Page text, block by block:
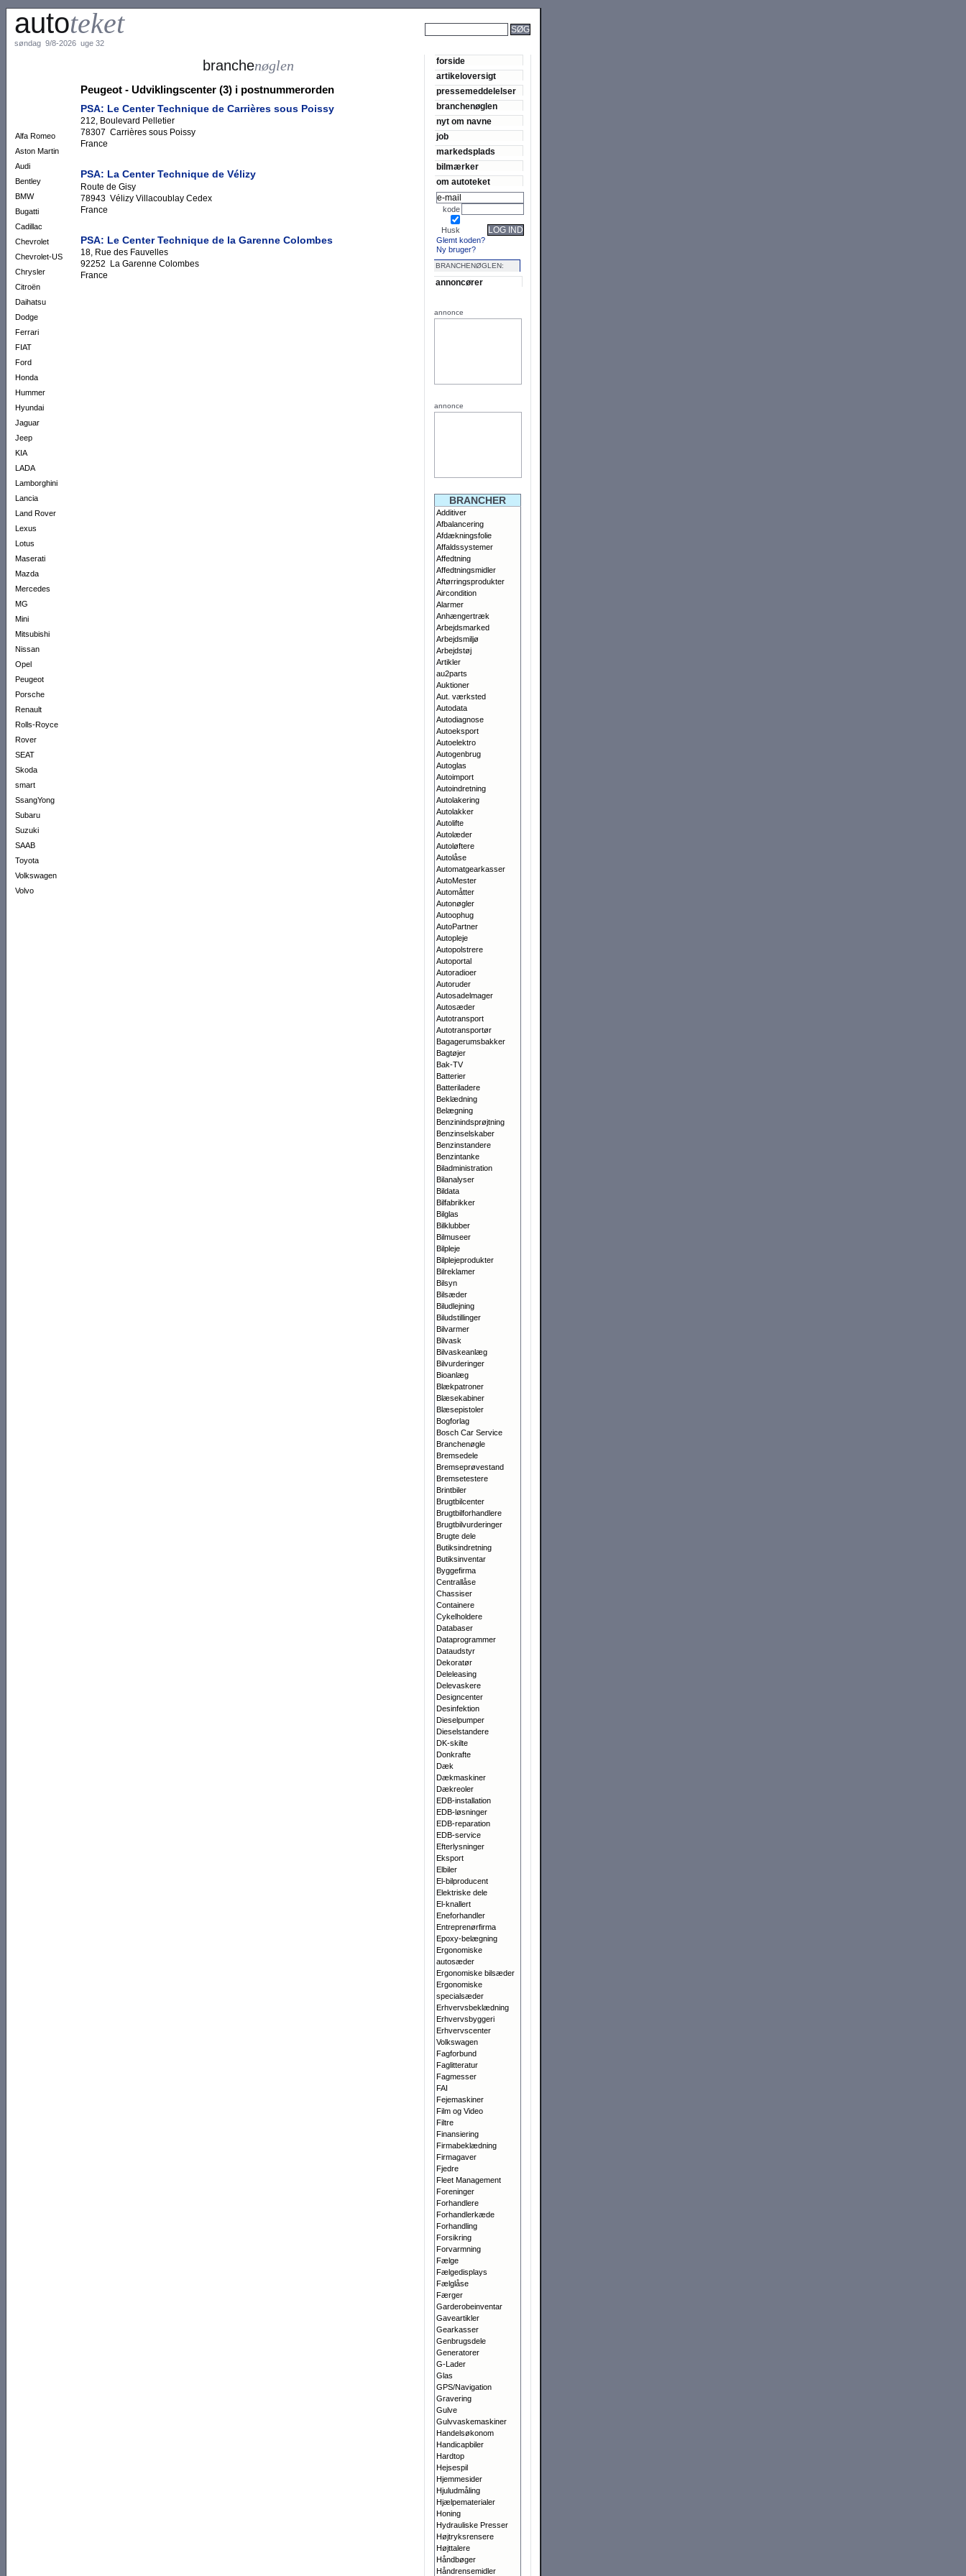
autoteket SØG
søndag 9/8-2026 uge 32
Alfa Romeo
Aston Martin
Audi
Bentley
BMW
Bugatti
Cadillac
Chevrolet
Chevrolet-US
Chrysler
Citroën
Daihatsu
Dodge
Ferrari
FIAT
Ford
Honda
Hummer
Hyundai
Jaguar
Jeep
KIA
LADA
Lamborghini
Lancia
Land Rover
Lexus
Lotus
Maserati
Mazda
Mercedes
MG
Mini
Mitsubishi
Nissan
Opel
Peugeot
Porsche
Renault
Rolls-Royce
Rover
SEAT
Skoda
smart
SsangYong
Subaru
Suzuki
SAAB
Toyota
Volkswagen
Volvo
branchenøglen
Peugeot - Udviklingscenter (3) i postnummerorden
PSA: Le Center Technique de Carrières sous Poissy
212, Boulevard Pelletier
78307 Carrières sous Poissy
France
PSA: La Center Technique de Vélizy
Route de Gisy
78943 Vélizy Villacoublay Cedex
France
PSA: Le Center Technique de la Garenne Colombes
18, Rue des Fauvelles
92252 La Garenne Colombes
France
forside
artikeloversigt
pressemeddelelser
branchenøglen
nyt om navne
job
markedsplads
bilmærker
om autoteket
kode
Husk LOG IND
Glemt koden?
Ny bruger?
BRANCHENØGLEN:
annoncører
annonce
annonce
BRANCHER
Additiver
Afbalancering
Afdækningsfolie
Affaldssystemer
Affedtning
Affedtningsmidler
Aftørringsprodukter
Aircondition
Alarmer
Anhængertræk
Arbejdsmarked
Arbejdsmiljø
Arbejdstøj
Artikler
au2parts
Auktioner
Aut. værksted
Autodata
Autodiagnose
Autoeksport
Autoelektro
Autogenbrug
Autoglas
Autoimport
Autoindretning
Autolakering
Autolakker
Autolifte
Autolæder
Autoløftere
Autolåse
Automatgearkasser
AutoMester
Automåtter
Autonøgler
Autoophug
AutoPartner
Autopleje
Autopolstrere
Autoportal
Autoradioer
Autoruder
Autosadelmager
Autosæder
Autotransport
Autotransportør
Bagagerumsbakker
Bagtøjer
Bak-TV
Batterier
Batteriladere
Beklædning
Belægning
Benzinindsprøjtning
Benzinselskaber
Benzinstandere
Benzintanke
Biladministration
Bilanalyser
Bildata
Bilfabrikker
Bilglas
Bilklubber
Bilmuseer
Bilpleje
Bilplejeprodukter
Bilreklamer
Bilsyn
Bilsæder
Biludlejning
Biludstillinger
Bilvarmer
Bilvask
Bilvaskeanlæg
Bilvurderinger
Bioanlæg
Blækpatroner
Blæsekabiner
Blæsepistoler
Bogforlag
Bosch Car Service
Branchenøgle
Bremsedele
Bremseprøvestand
Bremsetestere
Brintbiler
Brugtbilcenter
Brugtbilforhandlere
Brugtbilvurderinger
Brugte dele
Butiksindretning
Butiksinventar
Byggefirma
Centrallåse
Chassiser
Containere
Cykelholdere
Databaser
Dataprogrammer
Dataudstyr
Dekoratør
Deleleasing
Delevaskere
Designcenter
Desinfektion
Dieselpumper
Dieselstandere
DK-skilte
Donkrafte
Dæk
Dækmaskiner
Dækreoler
EDB-installation
EDB-løsninger
EDB-reparation
EDB-service
Efterlysninger
Eksport
Elbiler
El-bilproducent
Elektriske dele
El-knallert
Eneforhandler
Entreprenørfirma
Epoxy-belægning
Ergonomiske
autosæder
Ergonomiske bilsæder
Ergonomiske
specialsæder
Erhvervsbeklædning
Erhvervsbyggeri
Erhvervscenter
Volkswagen
Fagforbund
Faglitteratur
Fagmesser
FAI
Fejemaskiner
Film og Video
Filtre
Finansiering
Firmabeklædning
Firmagaver
Fjedre
Fleet Management
Foreninger
Forhandlere
Forhandlerkæde
Forhandling
Forsikring
Forvarmning
Fælge
Fælgedisplays
Fælglåse
Færger
Garderobeinventar
Gaveartikler
Gearkasser
Genbrugsdele
Generatorer
G-Lader
Glas
GPS/Navigation
Gravering
Gulve
Gulvvaskemaskiner
Handelsøkonom
Handicapbiler
Hardtop
Hejsespil
Hjemmesider
Hjuludmåling
Hjælpematerialer
Honing
Hydrauliske Presser
Højtryksrensere
Højttalere
Håndbøger
Håndrensemidler